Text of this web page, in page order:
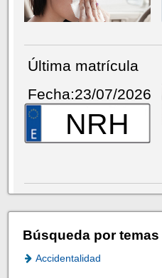
Última matrícula
Fecha:23/07/2026
NRH
Búsqueda por temas
Accidentalidad